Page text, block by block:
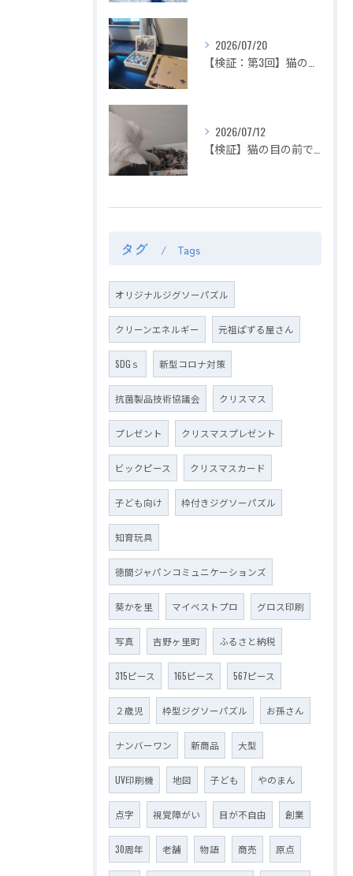
2026/07/20
【検証：第3回】猫の目の前でジグソーパズルは完成できるのか？〜2匹揃って大暴れ！パズル崩壊の危機を救った「まさかの救世主」〜
2026/07/12
【検証】猫の目の前でジグソーパズルは完成できるのか？〜容赦ない白猫マロの介入！ピースの仕分けから外枠完成までを死守せよ〜【第2回】
タグ Tags
オリジナルジグソーパズル
クリーンエネルギー 元祖ぱずる屋さん
SDGｓ 新型コロナ対策
抗菌製品技術協議会 クリスマス
プレゼント クリスマスプレゼント
ビックピース クリスマスカード
子ども向け 枠付きジグソーパズル
知育玩具
徳間ジャパンコミュニケーションズ
葵かを里 マイベストプロ グロス印刷
写真 吉野ヶ里町 ふるさと納税
315ピース 165ピース 567ピース
２歳児 枠型ジグソーパズル お孫さん
ナンバーワン 新商品 大型
UV印刷機 地図 子ども やのまん
点字 視覚障がい 目が不自由 創業
30周年 老舗 物語 商売 原点